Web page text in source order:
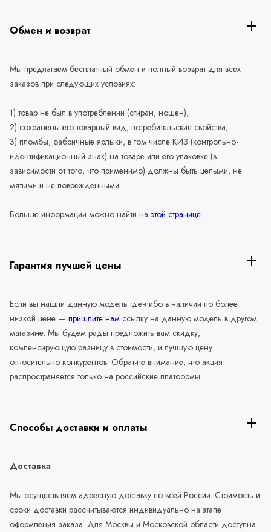
Обмен и возврат
Мы предлагаем бесплатный обмен и полный возврат для всех
заказов при следующих условиях:
1) товар не был в употреблении (стиран, ношен);
2) сохранены его товарный вид, потребительские свойства;
3) пломбы, фабричные ярлыки, в том числе КИЗ (контрольно-
идентификационный знак) на товаре или его упаковке (в
зависимости от того, что применимо) должны быть целыми, не
мятыми и не повреждёнными.
Больше информации можно найти на этой странице.
Гарантия лучшей цены
Если вы нашли данную модель где-либо в наличии по более
низкой цене — пришлите нам ссылку на данную модель в другом
магазине. Мы будем рады предложить вам скидку,
компенсирующую разницу в стоимости, и лучшую цену
относительно конкурентов. Обратите внимание, что акция
распространяется только на российские платформы.
Способы доставки и оплаты
Доставка
Мы осуществляем адресную доставку по всей России. Стоимость и
сроки доставки рассчитываются индивидуально на этапе
оформления заказа. Для Москвы и Московской области доступна